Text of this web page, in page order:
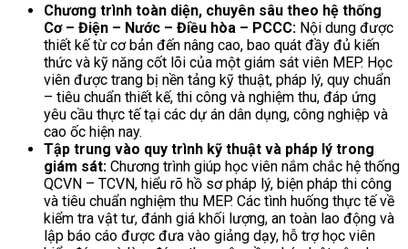
Chương trình toàn diện, chuyên sâu theo hệ thống
Cơ – Điện – Nước – Điều hòa – PCCC: Nội dung được
thiết kế từ cơ bản đến nâng cao, bao quát đầy đủ kiến
thức và kỹ năng cốt lõi của một giám sát viên MEP. Học
viên được trang bị nền tảng kỹ thuật, pháp lý, quy chuẩn
– tiêu chuẩn thiết kế, thi công và nghiệm thu, đáp ứng
yêu cầu thực tế tại các dự án dân dụng, công nghiệp và
cao ốc hiện nay.
Tập trung vào quy trình kỹ thuật và pháp lý trong
giám sát: Chương trình giúp học viên nắm chắc hệ thống
QCVN – TCVN, hiểu rõ hồ sơ pháp lý, biện pháp thi công
và tiêu chuẩn nghiệm thu MEP. Các tình huống thực tế về
kiểm tra vật tư, đánh giá khối lượng, an toàn lao động và
lập báo cáo được đưa vào giảng dạy, hỗ trợ học viên